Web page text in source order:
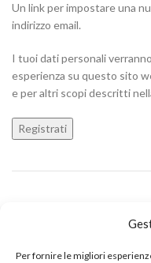
Per fornire le migliori
Un link per impostare una
indirizzo email.
I tuoi dati personali
esperienza su questo sito
e per altri scopi descritti
Registrati